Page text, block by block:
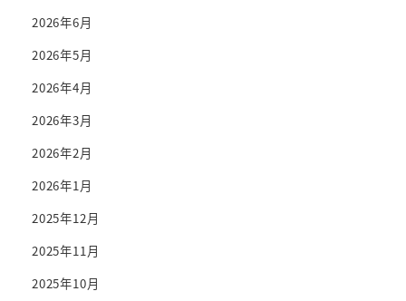
2026年6月
2026年5月
2026年4月
2026年3月
2026年2月
2026年1月
2025年12月
2025年11月
2025年10月